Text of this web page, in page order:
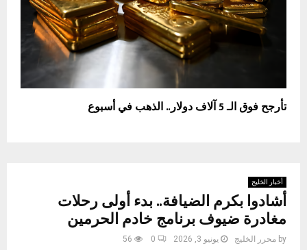
تأرجح فوق الـ 5 آلاف دولار.. الذهب في أسبوع
أخبار الخليج
أشادوا بكرم الضيافة.. بدء أولى رحلات
مغادرة ضيوف برنامج خادم الحرمين
by محرر الخليج يونيو 3, 2026 0
56